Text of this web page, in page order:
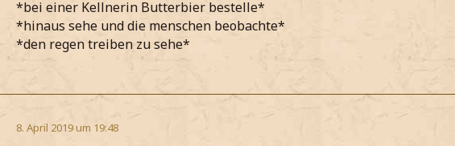
*bei einer Kellnerin Butterbier bestelle*
*hinaus sehe und die menschen beobachte*
*den regen treiben zu sehe*
8. April 2019 um 19:48